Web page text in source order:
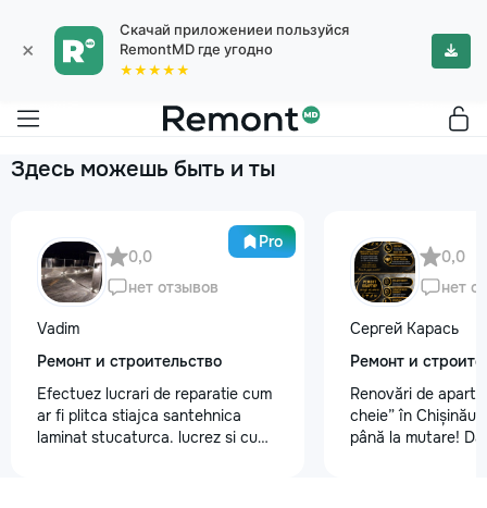
×
Скачай приложениеи пользуйся
RemontMD где угодно
★★★★★
Здесь можешь быть и ты
Pro
0,0
нет отзывов
Vadim
Ремонт и строительство
Efectuez lucrari de reparatie cum
ar fi plitca stiajca santehnica
laminat stucaturca. lucrez si cu
0,0
нет
Сергей Карась
Ремонт и
Renovări de
cheie” în Chișinău
până la mutare!